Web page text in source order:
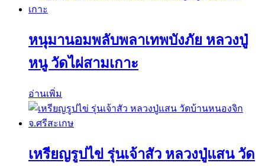
หนุมานอมพลับพลาเทพบังภัย หลวงปู่
หนู วัดไผ่สามเกาะ
อ่านเพิ่ม
เหรียญรูปไข่ รุ่นเจ้าสัว หลวงปู่แสน วัด